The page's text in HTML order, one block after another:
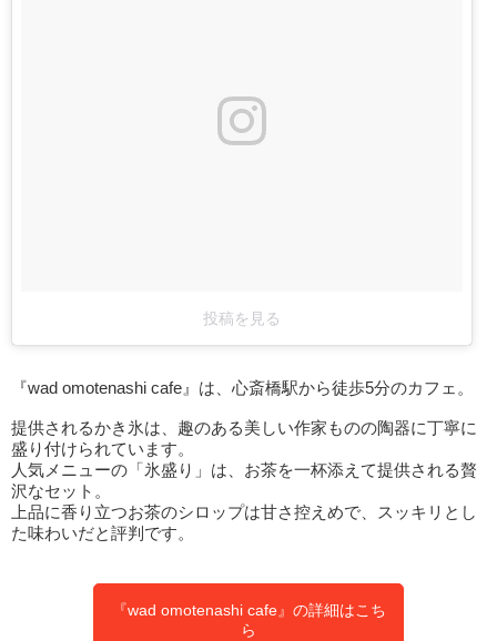
投稿を見る
『wad omotenashi cafe』は、心斎橋駅から徒歩5分のカフェ。
提供されるかき氷は、趣のある美しい作家ものの陶器に丁寧に
盛り付けられています。
人気メニューの「氷盛り」は、お茶を一杯添えて提供される贅
沢なセット。
上品に香り立つお茶のシロップは甘さ控えめで、スッキリとし
た味わいだと評判です。
『wad omotenashi cafe』の詳細はこち
ら